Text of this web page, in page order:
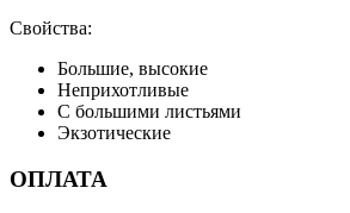
Свойства:
Большие, высокие
Неприхотливые
С большими листьями
Экзотические
ОПЛАТА